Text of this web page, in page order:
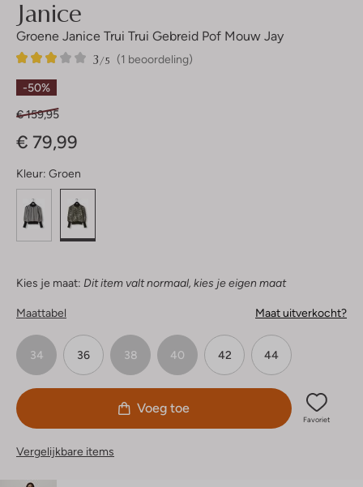
Janice
Groene Janice Trui Trui Gebreid Pof Mouw Jay
(1 beoordeling)
3/5
1
3
Sterren
-50%
€ 159,95
€ 79,99
Kleur: Groen
Kies je maat: Dit item valt normaal, kies je eigen maat
Maattabel Maat uitverkocht?
34 36 38 40 42 44
Voeg toe
Favoriet
Vergelijkbare items